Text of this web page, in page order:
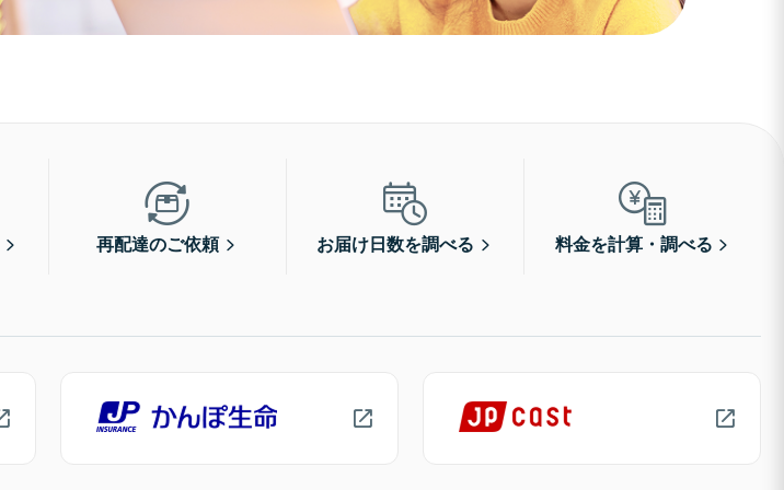
再配達のご依頼 お届け日数を調べる 料金を計算・調べる